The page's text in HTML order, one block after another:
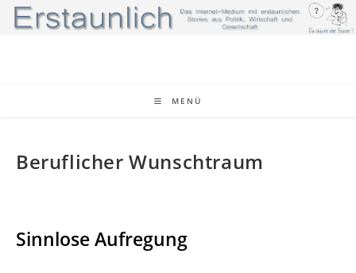
Zum
Inhalt
MENÜ
Beruflicher Wunschtraum
Sinnlose Aufregung